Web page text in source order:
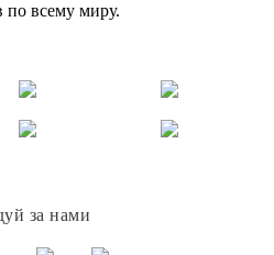
по всему миру.
за нами